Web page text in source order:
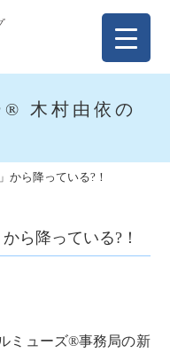
® 木村由依の
から降っている?！
ら降っている?！
ミューズ®事務局の新